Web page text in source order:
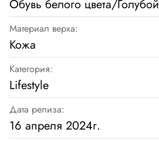
Обувь белого цвета/
Материал верха:
Кожа
Категория:
Lifestyle
Дата релиза:
16 апреля 2024г.